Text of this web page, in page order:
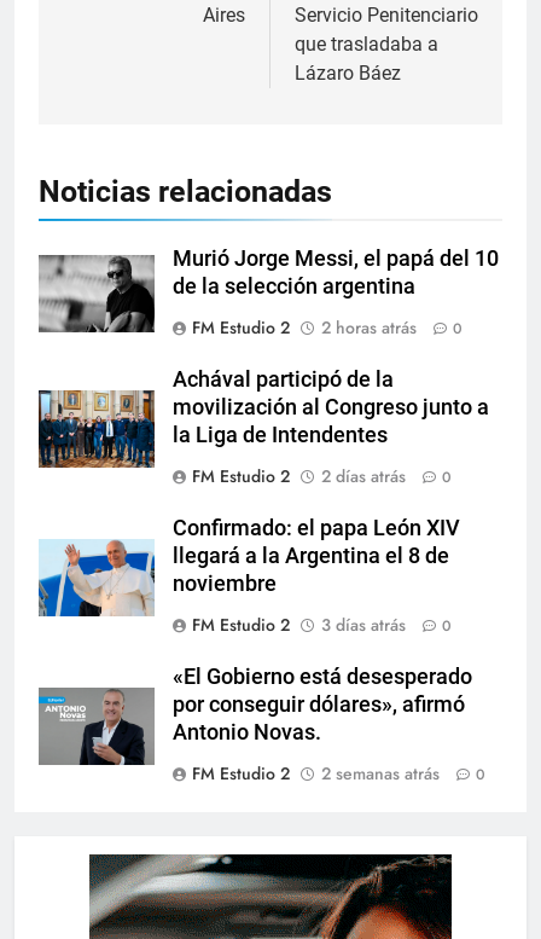
Aires
Servicio Penitenciario
que trasladaba a
Lázaro Báez
Noticias relacionadas
Murió Jorge Messi, el papá del 10
de la selección argentina
FM Estudio 2
2 horas atrás 0
Achával participó de la
movilización al Congreso junto a
la Liga de Intendentes
FM Estudio 2
2 días atrás 0
Confirmado: el papa León XIV
llegará a la Argentina el 8 de
noviembre
FM Estudio 2
3 días atrás 0
«El Gobierno está desesperado
por conseguir dólares», afirmó
Antonio Novas.
FM Estudio 2
2 semanas atrás 0